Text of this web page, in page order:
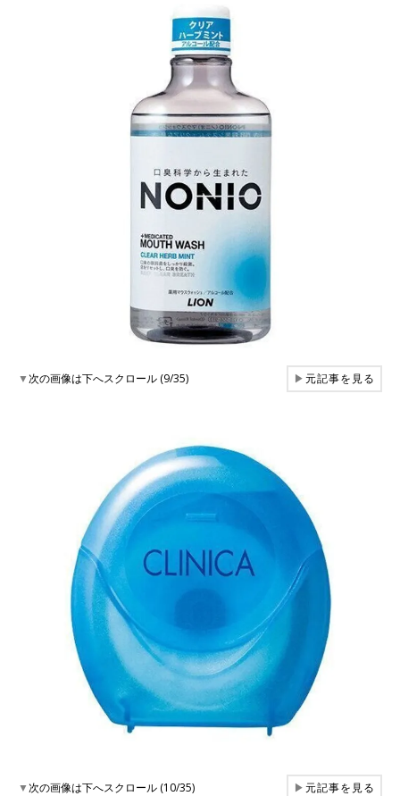
▼次の画像は下へスクロール (9/35) ▶元記事を見る
▼次の画像は下へスクロール (10/35) ▶元記事を見る